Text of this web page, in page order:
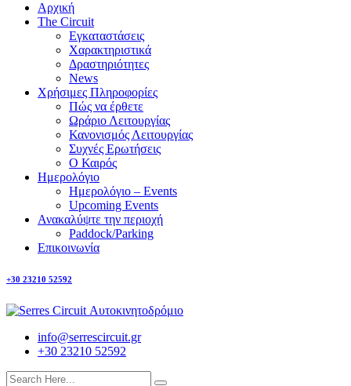
Αρχική
The Circuit
Εγκαταστάσεις
Χαρακτηριστικά
Δραστηριότητες
News
Χρήσιμες Πληροφορίες
Πώς να έρθετε
Ωράριο Λειτουργίας
Κανονισμός Λειτουργίας
Συχνές Ερωτήσεις
Ο Καιρός
Ημερολόγιο
Ημερολόγιο – Events
Upcoming Events
Ανακαλύψτε την περιοχή
Paddock/Parking
Επικοινωνία
+30 23210 52592
info@serrescircuit.gr
+30 23210 52592